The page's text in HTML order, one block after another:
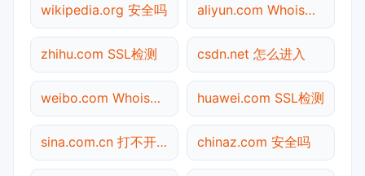
wikipedia.org 安全吗 aliyun.com Whois查询
zhihu.com SSL检测 csdn.net 怎么进入
weibo.com Whois查询 huawei.com SSL检测
sina.com.cn 打不开检测 chinaz.com 安全吗